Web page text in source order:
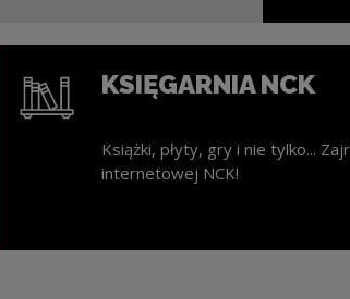
KSIĘGARNIA NCK
Książki, płyty, gry i nie tylko...
internetowej NCK!